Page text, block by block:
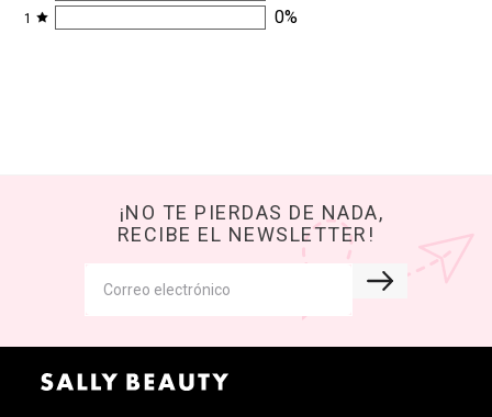
1 0%
¡NO TE PIERDAS DE NADA,
RECIBE EL NEWSLETTER!